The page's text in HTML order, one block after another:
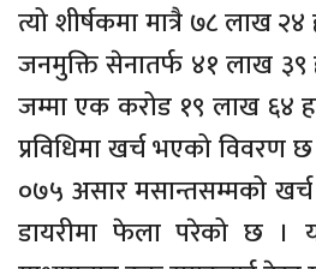
त्यो शीर्षकमा मात्रै ७८ लाख
जनमुक्ति सेनातर्फ ४१ लाख
जम्मा एक करोड १९ लाख ६४
प्रविधिमा खर्च भएको विवरण
०७५ असार मसान्तसम्मको
डायरीमा फेला परेको छ ।